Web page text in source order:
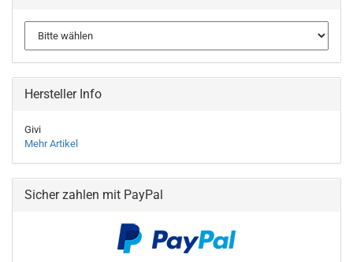
Hersteller Info
Givi
Mehr Artikel
Sicher zahlen mit PayPal